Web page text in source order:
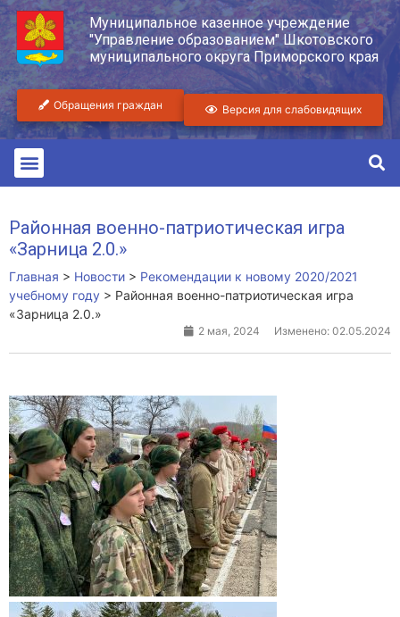
Муниципальное казенное учреждение
"Управление образованием" Шкотовского
муниципального округа Приморского края
Обращения граждан Версия для слабовидящих
Районная военно-патриотическая игра
«Зарница 2.0.»
Главная > Новости > Рекомендации к новому 2020/2021
учебному году > Районная военно-патриотическая игра
«Зарница 2.0.»
2 мая, 2024 Изменено: 02.05.2024